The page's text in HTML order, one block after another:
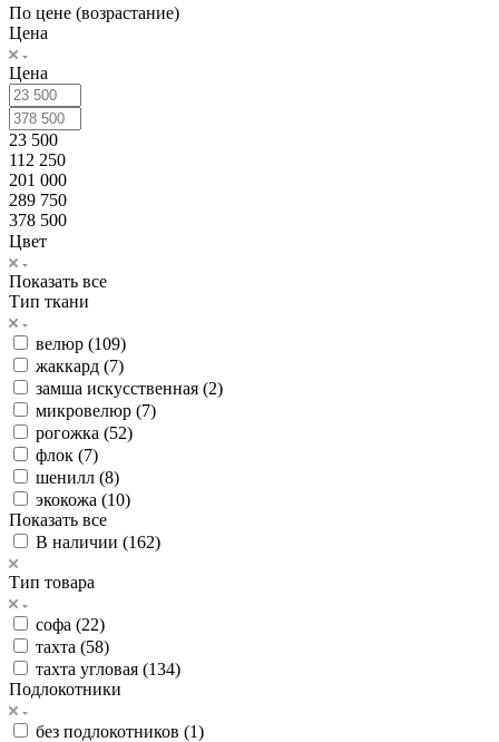
По цене (возрастание)
Цена
Цена
23 500
112 250
201 000
289 750
378 500
Цвет
Показать все
Тип ткани
велюр (109)
жаккард (7)
замша искусственная (2)
микровелюр (7)
рогожка (52)
флок (7)
шенилл (8)
экокожа (10)
Показать все
В наличии (162)
Тип товара
софа (22)
тахта (58)
тахта угловая (134)
Подлокотники
без подлокотников (1)